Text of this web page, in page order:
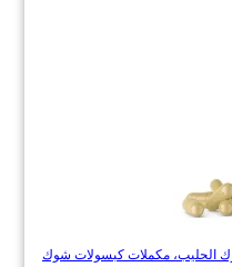
الحليب، مكملات كبسولات شوك